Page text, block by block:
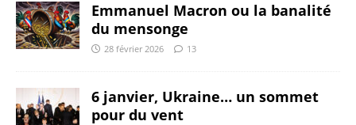
Emmanuel Macron ou la banalité
du mensonge
28 février 2026 13
6 janvier, Ukraine… un sommet
pour du vent